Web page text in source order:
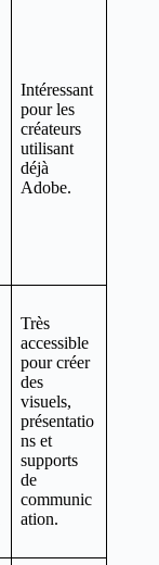
Intéressant
pour les
créateurs
utilisant
déjà
Adobe.
Très
accessible
pour créer
des
visuels,
présentatio
ns et
supports
de
communic
ation.